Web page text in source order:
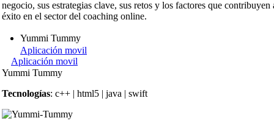
negocio, sus estrategias clave, sus retos y los factores que contribuyen
éxito en el sector del coaching online.
Yummi Tummy
Aplicación movil
Aplicación movil
Yummi Tummy
Tecnologías: c++ | html5 | java | swift